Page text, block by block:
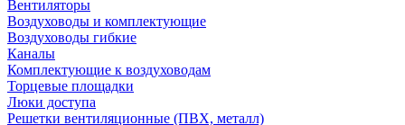
Вентиляторы
Воздуховоды и комплектующие
Воздуховоды гибкие
Каналы
Комплектующие к воздуховодам
Торцевые площадки
Люки доступа
Решетки вентиляционные (ПВХ, металл)